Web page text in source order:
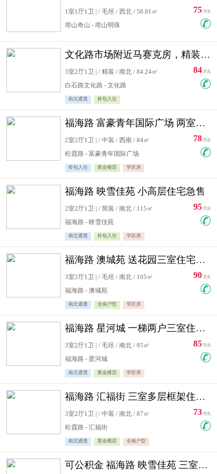
1室1厅1卫 | / 毛坯 / 西北 / 58.81㎡
塔山奇山 - 塔山明珠
75 万元
文化路市场附近马赛克房，精装修三居室，南北通透，实用面积大
3室2厅1卫 | / 精装 / 南北 / 84.24㎡
白石路文化路 - 文化路
南北通透 拎包入住
84 万元
福海路 富豪青年国际广场 两室住宅急售
2室2厅1卫 | / 中装 / 西南 / 84㎡
松霞路 - 富豪青年国际广场
拎包入住 黄金楼层 学区房
78 万元
福海路 映雪佳苑 小高层住宅急售
2室2厅1卫 | / 简装 / 南北 / 115㎡
福海路 - 映雪佳苑
南北通透 拎包入住 学区房
95 万元
福海路 澳城苑 送花园三室住宅急售
3室2厅1卫 | / 毛坯 / 南北 / 105㎡
福海路 - 澳城苑
南北通透 全南户型 学区房
90 万元
福海路 星河城 一梯两户三室住宅急售
3室2厅1卫 | / 毛坯 / 南北 / 95㎡
福海路 - 星河城
南北通透 黄金楼层 学区房
85 万元
福海路 汇福街 三室多层框架住宅急售
3室2厅1卫 | / 中装 / 南北 / 87㎡
松霞路 - 汇福街
南北通透 黄金楼层 全南户型
73 万元
可公积金 福海路 映雪佳苑 三室住宅急售送小棚